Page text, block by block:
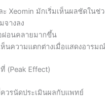
ะ Xeomin มักเริ่มเห็นผลชัดในช่
จางลง
ผ่อนคลายมากขึ้น
ห็นความแตกต่างเมื่อแสดงอารมณ์
(Peak Effect)
วรนัดประเมินผลกับแพทย์